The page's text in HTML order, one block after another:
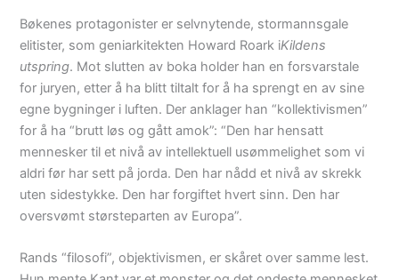
Bøkenes protagonister er selvnytende, stormannsgale
elitister, som geniarkitekten Howard Roark iKildens
utspring. Mot slutten av boka holder han en forsvarstale
for juryen, etter å ha blitt tiltalt for å ha sprengt en av sine
egne bygninger i luften. Der anklager han “kollektivismen”
for å ha “brutt løs og gått amok”: “Den har hensatt
mennesker til et nivå av intellektuell usømmelighet som vi
aldri før har sett på jorda. Den har nådd et nivå av skrekk
uten sidestykke. Den har forgiftet hvert sinn. Den har
oversvømt størsteparten av Europa”.
Rands “filosofi”, objektivismen, er skåret over samme lest.